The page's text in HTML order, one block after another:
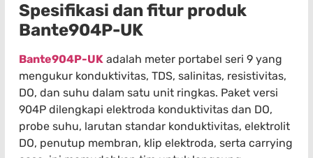
Spesifikasi dan fitur produk
Bante904P-UK
Bante904P-UK adalah meter portabel seri 9 yang
mengukur konduktivitas, TDS, salinitas, resistivitas,
DO, dan suhu dalam satu unit ringkas. Paket versi
904P dilengkapi elektroda konduktivitas dan DO,
probe suhu, larutan standar konduktivitas, elektrolit
DO, penutup membran, klip elektroda, serta carrying